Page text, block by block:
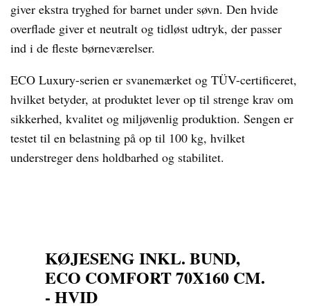
giver ekstra tryghed for barnet under søvn. Den hvide
overflade giver et neutralt og tidløst udtryk, der passer
ind i de fleste børneværelser.
ECO Luxury-serien er svanemærket og TÜV-certificeret,
hvilket betyder, at produktet lever op til strenge krav om
sikkerhed, kvalitet og miljøvenlig produktion. Sengen er
testet til en belastning på op til 100 kg, hvilket
understreger dens holdbarhed og stabilitet.
KØJESENG INKL. BUND,
ECO COMFORT 70X160 CM.
- HVID